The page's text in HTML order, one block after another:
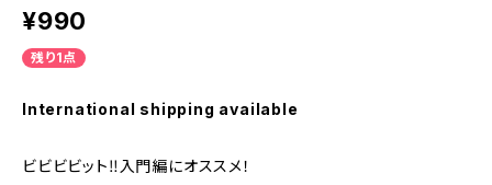
¥990
残り1点
International shipping available
ビビビビット‼入門編にオススメ！